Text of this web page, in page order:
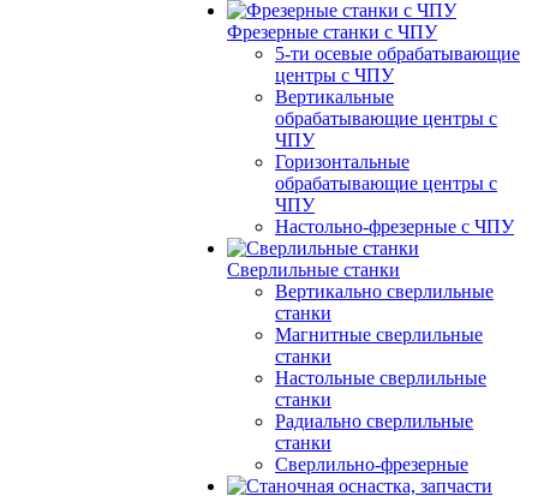
Фрезерные станки с ЧПУ
5-ти осевые обрабатывающие
центры с ЧПУ
Вертикальные
обрабатывающие центры с
ЧПУ
Горизонтальные
обрабатывающие центры с
ЧПУ
Настольно-фрезерные с ЧПУ
Сверлильные станки
Вертикально сверлильные
станки
Магнитные сверлильные
станки
Настольные сверлильные
станки
Радиально сверлильные
станки
Сверлильно-фрезерные